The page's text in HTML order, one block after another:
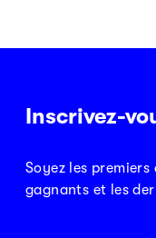
Inscrivez-
Soyez les
gagnants et les